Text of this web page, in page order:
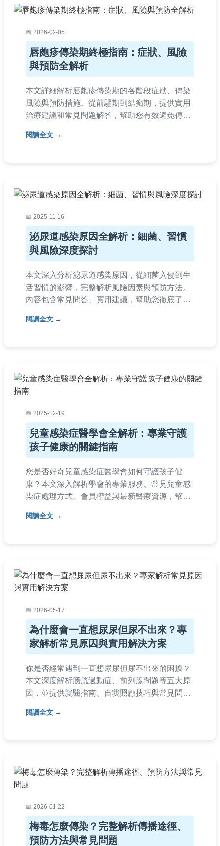
2026-02-05
唇皰疹傳染期終極指南：症狀、風險
與預防全解析
本文詳細解析唇皰疹傳染期的各階段症狀、傳染
風險與預防措施。從前驅期到結痂期，提供實用
治療建議和常見問題解答，幫助您有效避免傳
注唇皰疹傳染期的讀者參考。
閱讀全文
2025-11-16
泌尿道感染原因全解析：細菌、習慣
與風險深度探討
本文深入分析泌尿道感染原因，從細菌入侵到生
活習慣的影響，完整解析風險因素與預防方法。
內容包含常見問答、實用建議，幫助您徹底了解
泌尿健康的讀者參考。
閱讀全文
2025-12-19
兒童感染症醫學會全解析：專業守護
孩子健康的關鍵指南
您是否好奇兒童感染症醫學會如何守護孩子健
康？本文深入解析學會的專業服務、常見兒童感
染症處理方式、會員權益與最新醫療資源，幫助
閱讀全文
2026-05-17
為什麼會一直想尿尿但尿不出來？專
家解析常見原因與實用解決方案
你是否經常遇到一直想尿尿但尿不出來的困擾？
本文深度解析膀胱過動症、前列腺問題等五大原
因，並提供就醫指南、自我照顧技巧與常見問
內容由專業經驗分享，實用性強，適合所有受此
閱讀全文
2026-01-22
梅毒怎麼傳染？完整解析傳播途徑、
預防方法與常見問題